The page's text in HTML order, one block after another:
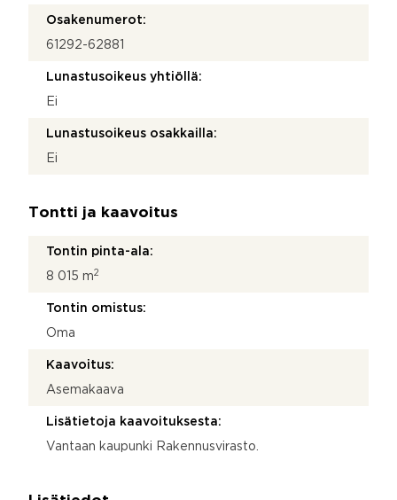
Osakenumerot:
61292-62881
Lunastusoikeus yhtiöllä:
Ei
Lunastusoikeus osakkailla:
Ei
Tontti ja kaavoitus
Tontin pinta-ala:
8 015 m2
Tontin omistus:
Oma
Kaavoitus:
Asemakaava
Lisätietoja kaavoituksesta:
Vantaan kaupunki Rakennusvirasto.